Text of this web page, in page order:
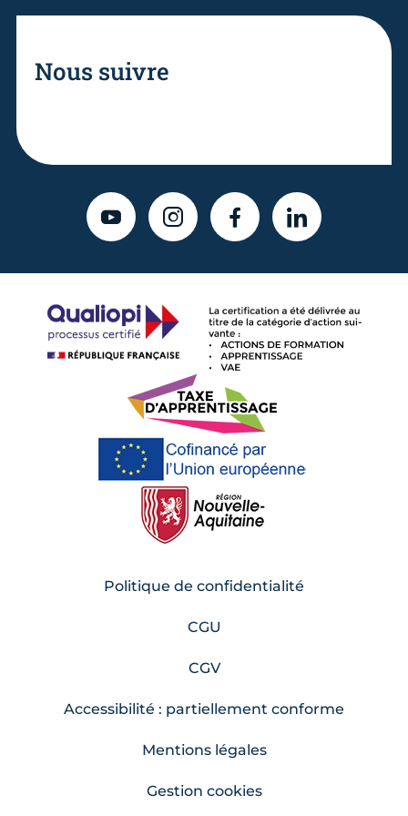
Nous suivre
YOUTUBEINSTAGRAMFACEBOOKLINKEDIN
Politique de confidentialité
CGU
CGV
Accessibilité : partiellement conforme
Mentions légales
Gestion cookies